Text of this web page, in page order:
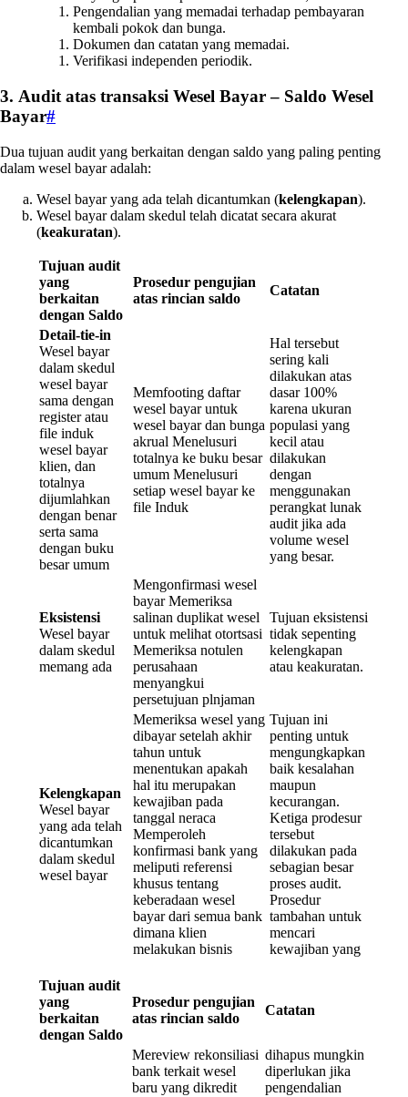
Pengendalian yang memadai terhadap pembayaran
kembali pokok dan bunga.
Dokumen dan catatan yang memadai.
Verifikasi independen periodik.
3. Audit atas transaksi Wesel Bayar – Saldo Wesel
Bayar#
Dua tujuan audit yang berkaitan dengan saldo yang paling penting
dalam wesel bayar adalah:
Wesel bayar yang ada telah dicantumkan (kelengkapan).
Wesel bayar dalam skedul telah dicatat secara akurat
(keakuratan).
Tujuan audit
yang
berkaitan
dengan Saldo
Prosedur pengujian
atas rincian saldo
Catatan
Detail-tie-in
Wesel bayar
dalam skedul
wesel bayar
sama dengan
register atau
file induk
wesel bayar
klien, dan
totalnya
dijumlahkan
dengan benar
serta sama
dengan buku
besar umum
Memfooting daftar
wesel bayar untuk
wesel bayar dan bunga
akrual Menelusuri
totalnya ke buku besar
umum Menelusuri
setiap wesel bayar ke
file Induk
Hal tersebut
sering kali
dilakukan atas
dasar 100%
karena ukuran
populasi yang
kecil atau
dilakukan
dengan
menggunakan
perangkat lunak
audit jika ada
volume wesel
yang besar.
Eksistensi
Wesel bayar
dalam skedul
memang ada
Mengonfirmasi wesel
bayar Memeriksa
salinan duplikat wesel
untuk melihat otortsasi
Memeriksa notulen
perusahaan
menyangkui
persetujuan plnjaman
Tujuan eksistensi
tidak sepenting
kelengkapan
atau keakuratan.
Kelengkapan
Wesel bayar
yang ada telah
dicantumkan
dalam skedul
wesel bayar
Memeriksa wesel yang
dibayar setelah akhir
tahun untuk
menentukan apakah
hal itu merupakan
kewajiban pada
tanggal neraca
Memperoleh
konfirmasi bank yang
meliputi referensi
khusus tentang
keberadaan wesel
bayar dari semua bank
dimana klien
melakukan bisnis
Tujuan ini
penting untuk
mengungkapkan
baik kesalahan
maupun
kecurangan.
Ketiga prodesur
tersebut
dilakukan pada
sebagian besar
proses audit.
Prosedur
tambahan untuk
mencari
kewajiban yang
Tujuan audit
yang
berkaitan
dengan Saldo
Prosedur pengujian
atas rincian saldo
Catatan
Mereview rekonsiliasi
bank terkait wesel
baru yang dikredit
dihapus mungkin
diperlukan jika
pengendalian